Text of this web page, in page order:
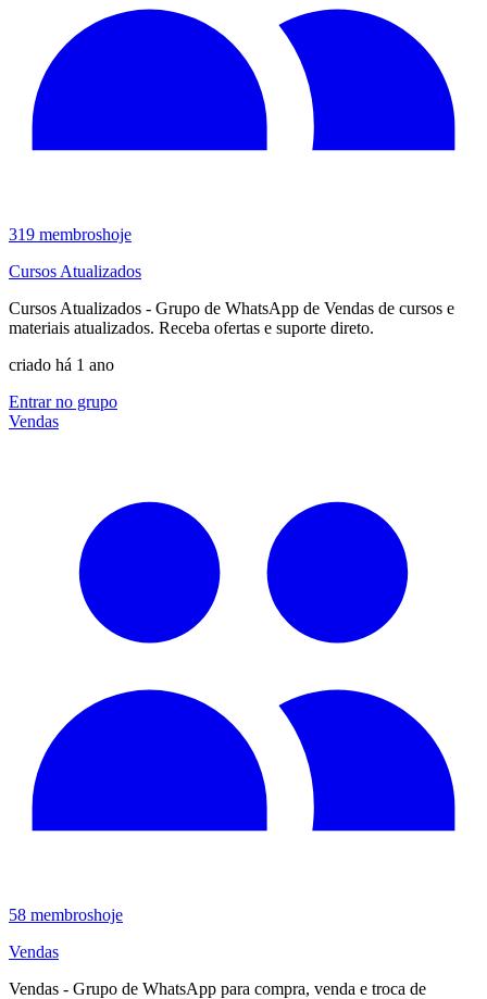
319 membroshoje
Cursos Atualizados
Cursos Atualizados - Grupo de WhatsApp de Vendas de cursos e
materiais atualizados. Receba ofertas e suporte direto.
criado há 1 ano
Entrar no grupo
Vendas
58 membroshoje
Vendas
Vendas - Grupo de WhatsApp para compra, venda e troca de